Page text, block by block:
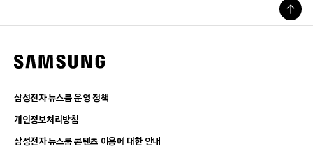
삼성전자 뉴스룸 운영 정책
개인정보처리방침
삼성전자 뉴스룸 콘텐츠 이용에 대한 안내